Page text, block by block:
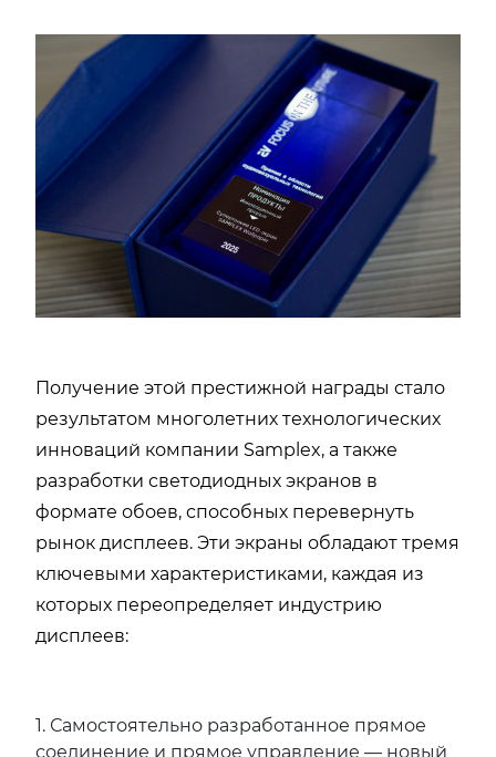
Получение этой престижной награды стало
результатом многолетних технологических
инноваций компании Samplex, а также
разработки светодиодных экранов в
формате обоев, способных перевернуть
рынок дисплеев. Эти экраны обладают тремя
ключевыми характеристиками, каждая из
которых переопределяет индустрию
дисплеев:
1. Самостоятельно разработанное прямое
соединение и прямое управление — новый